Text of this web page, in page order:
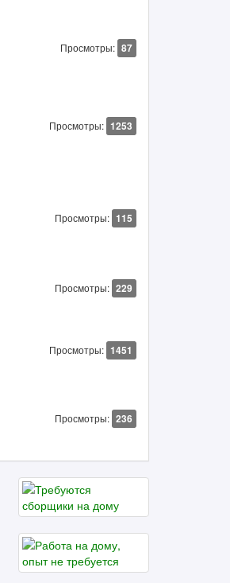
Просмотры: 87
Просмотры: 1253
Просмотры: 115
Просмотры: 229
Просмотры: 1451
Просмотры: 236